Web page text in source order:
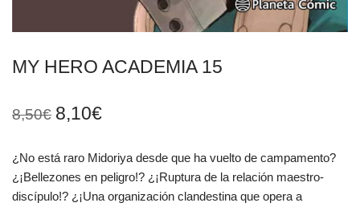
MY HERO ACADEMIA 15
8,50€ 8,10€
¿No está raro Midoriya desde que ha vuelto de campamento?
¿¡Bellezones en peligro!? ¿¡Ruptura de la relación maestro-
discípulo!? ¿¡Una organización clandestina que opera a